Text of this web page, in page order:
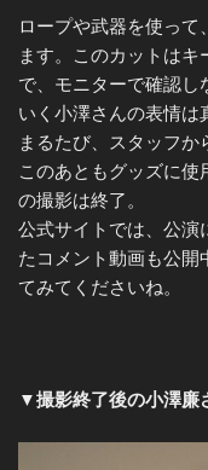
ロープや武器を使って
ます。このカットはキ
で、モニターで確認し
いく小澤さんの表情は
まるたび、スタッフか
このあともグッズに使
の撮影は終了。
公式サイトでは、公演
たコメント動画も公開
てみてくださいね。
▼撮影終了後の小澤廉